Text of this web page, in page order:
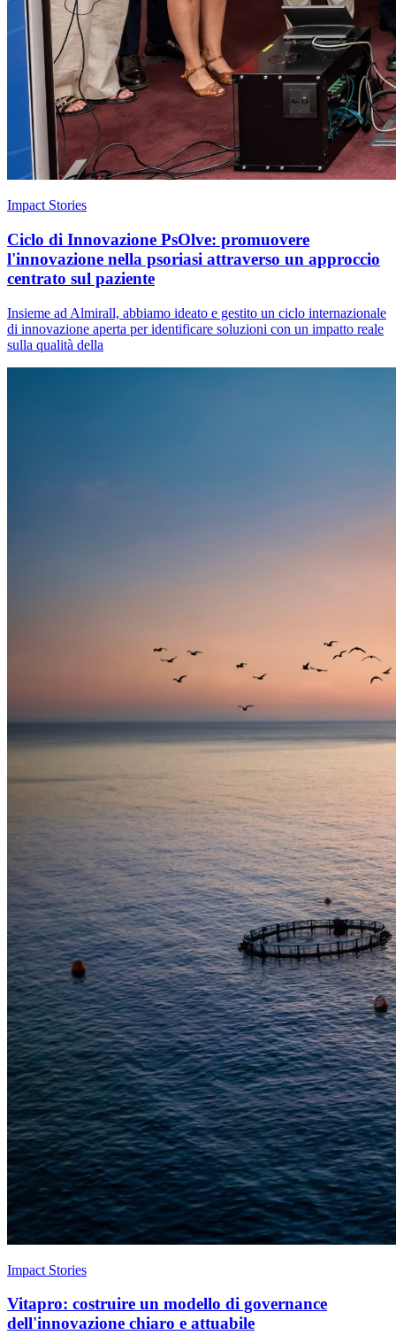
Impact Stories
Ciclo di Innovazione PsOlve: promuovere
l'innovazione nella psoriasi attraverso un approccio
centrato sul paziente
Insieme ad Almirall, abbiamo ideato e gestito un ciclo internazionale
di innovazione aperta per identificare soluzioni con un impatto reale
sulla qualità della
Impact Stories
Vitapro: costruire un modello di governance
dell'innovazione chiaro e attuabile